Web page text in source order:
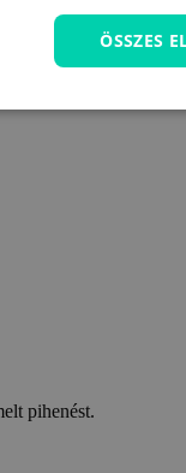
pihenést.
ÖSSZES